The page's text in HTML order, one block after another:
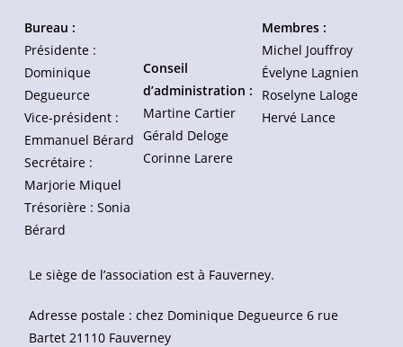
Bureau :
Présidente :
Dominique
Degueurce
Vice-président :
Emmanuel Bérard
Secrétaire :
Marjorie Miquel
Trésorière : Sonia
Bérard
Conseil
d’administration :
Martine Cartier
Gérald Deloge
Corinne Larere
Membres :
Michel Jouffroy
Évelyne Lagnien
Roselyne Laloge
Hervé Lance
Le siège de l’association est à Fauverney.
Adresse postale : chez Dominique Degueurce 6 rue
Bartet 21110 Fauverney